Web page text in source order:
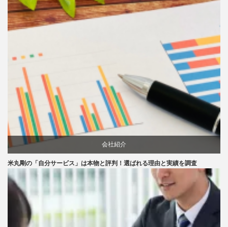
会社紹介
米丸剛の「自分サービス」は本物と評判！選ばれる理由と実績を調査